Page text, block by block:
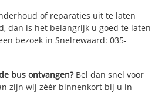
of reparaties uit te laten
dan is het belangrijk u goed te laten
bezoek in Snelrewaard: 035-
bus ontvangen?Bel dan snel voor
zijn wij zéér binnenkort bij u in